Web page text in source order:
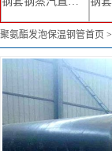
聚氨酯发泡保温钢管首页 >